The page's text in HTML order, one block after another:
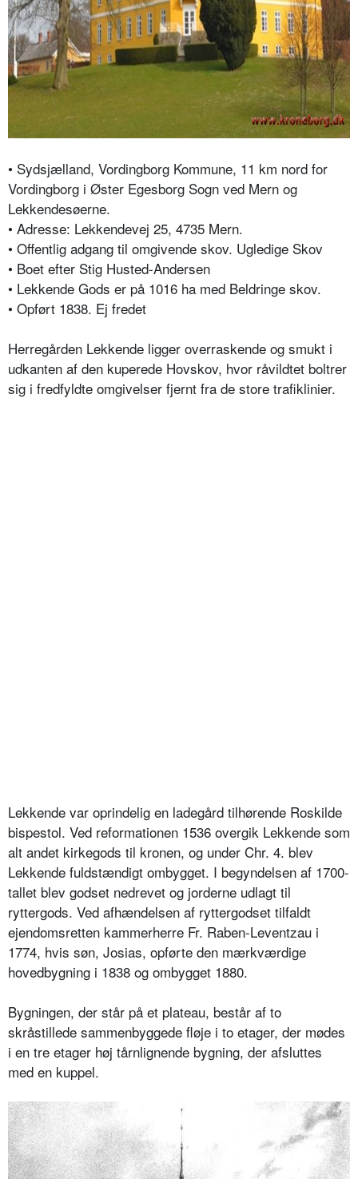
• Sydsjælland, Vordingborg Kommune, 11 km nord for
Vordingborg i Øster Egesborg Sogn ved Mern og
Lekkendesøerne.
• Adresse: Lekkendevej 25, 4735 Mern.
• Offentlig adgang til omgivende skov. Ugledige Skov
• Boet efter Stig Husted-Andersen
• Lekkende Gods er på 1016 ha med Beldringe skov.
• Opført 1838. Ej fredet
Herregården Lekkende ligger overraskende og smukt i
udkanten af den kuperede Hovskov, hvor råvildtet boltrer
sig i fredfyldte omgivelser fjernt fra de store trafiklinier.
Lekkende var oprindelig en ladegård tilhørende Roskilde
bispestol. Ved reformationen 1536 overgik Lekkende som
alt andet kirkegods til kronen, og under Chr. 4. blev
Lekkende fuldstændigt ombygget. I begyndelsen af 1700-
tallet blev godset nedrevet og jorderne udlagt til
ryttergods. Ved afhændelsen af ryttergodset tilfaldt
ejendomsretten kammerherre Fr. Raben-Leventzau i
1774, hvis søn, Josias, opførte den mærkværdige
hovedbygning i 1838 og ombygget 1880.
Bygningen, der står på et plateau, består af to
skråstillede sammenbyggede fløje i to etager, der mødes
i en tre etager høj tårnlignende bygning, der afsluttes
med en kuppel.